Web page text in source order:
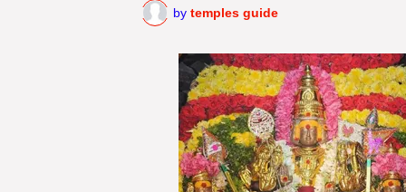
by temples guide